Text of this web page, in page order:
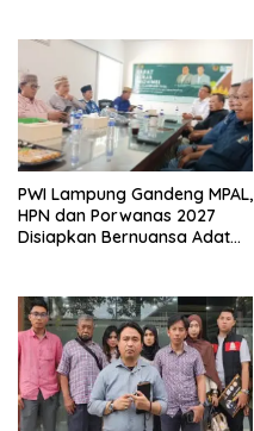
PWI Lampung Gandeng MPAL,
HPN dan Porwanas 2027
Disiapkan Bernuansa Adat